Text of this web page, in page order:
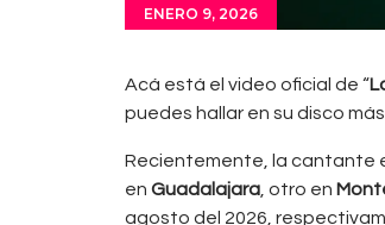
ENERO 9, 2026
Acá está el video oficial de “
puedes hallar en su disco
Recientemente, la cantante
en Guadalajara , otro en
agosto del 2026,